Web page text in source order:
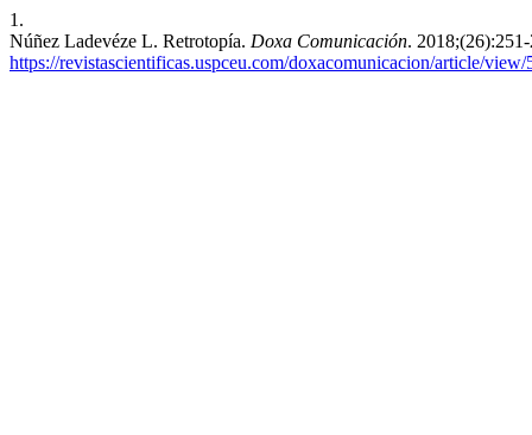
1.
Núñez Ladevéze L. Retrotopía. Doxa Comunicación.
https://revistascientificas.uspceu.com/doxacomunicacion/article/view/